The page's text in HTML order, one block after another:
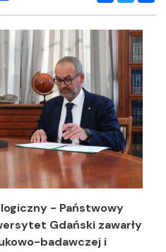
Facebook
Twitter
- Państwowy
Gdański zawarły
badawczej i